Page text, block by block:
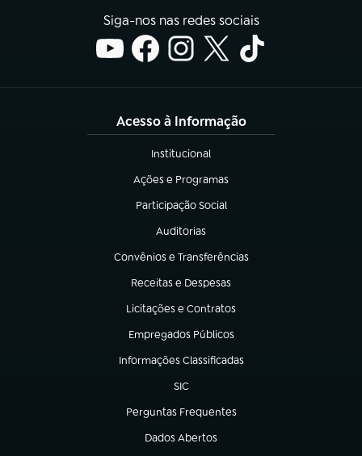
Siga-nos nas redes sociais
Acesso à Informação
Institucional
(abre em nova aba)
Ações e Programas
(abre em nova aba)
Participação Social
(abre em nova aba)
Auditorias
(abre em nova aba)
Convênios e Transferências
(abre em nova aba)
Receitas e Despesas
(abre em nova aba)
Licitações e Contratos
(abre em nova aba)
Empregados Públicos
(abre em nova aba)
Informações Classificadas
(abre em nova aba)
SIC
(abre em nova aba)
Perguntas Frequentes
(abre em nova aba)
Dados Abertos
(abre em nova aba)